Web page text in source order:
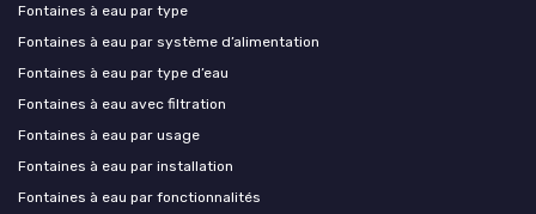
Fontaines à eau par type
Fontaines à eau par système d’alimentation
Fontaines à eau par type d’eau
Fontaines à eau avec filtration
Fontaines à eau par usage
Fontaines à eau par installation
Fontaines à eau par fonctionnalités